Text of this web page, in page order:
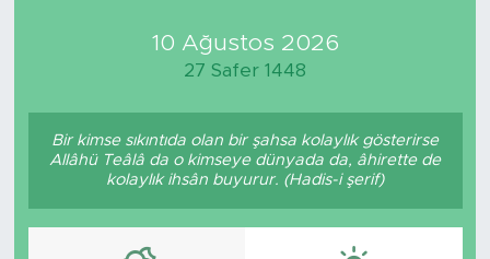
10 Ağustos 2026
27 Safer 1448
Bir kimse sıkıntıda olan bir şahsa kolaylık gösterirse
Allâhü Teâlâ da o kimseye dünyada da, âhirette de
kolaylık ihsân buyurur. (Hadis-i şerif)